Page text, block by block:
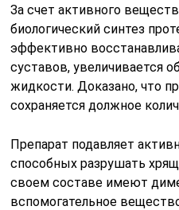
За счет активного
биологический синтез
эффективно
суставов, увеличивается
жидкости. Доказано, что
сохраняется должное
Препарат подавляет
способных разрушать
своем составе имеют
вспомогательное